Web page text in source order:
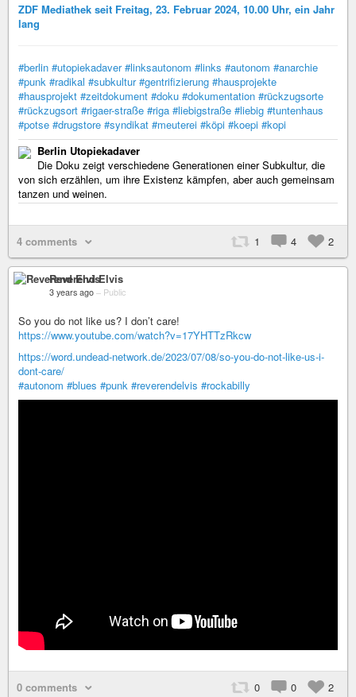
ZDF Mediathek seit Freitag, 23. Februar 2024, 10.00 Uhr, ein Jahr
lang
#berlin #utopiekadaver #linksautonom #links #autonom #anarchie
#punk #radikal #subkultur #gentrifizierung #hausprojekte
#hausprojekt #zeitdokument #doku #dokumentation #rückzugsorte
#rückzugsort #rigaer-straße #riga #liebigstraße #liebig #tuntenhaus
#potse #drugstore #syndikat #meuterei #köpi #koepi #kopi
Berlin Utopiekadaver
Die Doku zeigt verschiedene Generationen einer Subkultur, die
von sich erzählen, um ihre Existenz kämpfen, aber auch gemeinsam
tanzen und weinen.
4 comments 1 4 2
Reverend Elvis
3 years ago – Public
So you do not like us? I don’t care!
https://www.youtube.com/watch?v=17YHTTzRkcw
https://word.undead-network.de/2023/07/08/so-you-do-not-like-us-i-
dont-care/
#autonom #blues #punk #reverendelvis #rockabilly
0 comments 0 0 2